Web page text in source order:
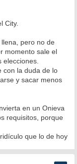
City.
pero no de
momento sale el
elecciones.
con la duda de lo
y sacar menos
en un Onieva
requisitos, porque
que lo de hoy